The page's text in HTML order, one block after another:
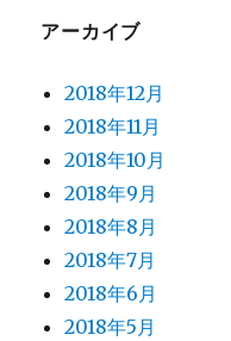
アーカイブ
2018年12月
2018年11月
2018年10月
2018年9月
2018年8月
2018年7月
2018年6月
2018年5月